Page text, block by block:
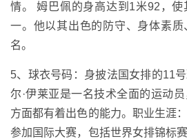
情。 姆巴佩的身高达到1米92，使
一。他以其出色的防守、身体素质
名。
5、球衣号码：身披法国女排的11
尔·伊莱亚是一名技术全面的运动
方面都有着出色的能力。职业生涯
参加国际大赛，包括世界女排锦标